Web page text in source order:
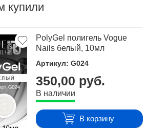
купили
PolyGel полигель Vogue
Nails белый, 10мл
Артикул: G024
350,00 руб.
В наличии
В корзину